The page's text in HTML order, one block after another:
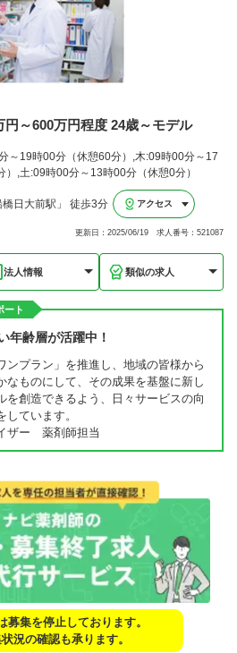
円～600万円程度 24歳～モデル
～19時00分（休憩60分）,木:09時00分～17
）,土:09時00分～13時00分（休憩0分）
日大前駅」 徒歩3分 アクセス
更新日：2025/06/19 求人番号：521087
法人情報 類似の求人
ート
年齢層が活躍中！
ンプラン」を推進し、地域の皆様から
なものにして、その成果を基盤に新し
を創造できるよう、日々サービスの向
ています。
ザー 薬剤師担当
募集を停止しております。
況の確認も承ります。